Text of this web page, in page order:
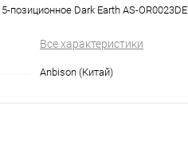
позиционное Dark Earth AS-OR0023DE
Все характеристики
Anbison (Китай)